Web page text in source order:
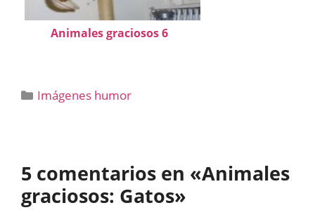
Animales graciosos 6
Categorías
Imágenes humor
5 comentarios en «Animales
graciosos: Gatos»